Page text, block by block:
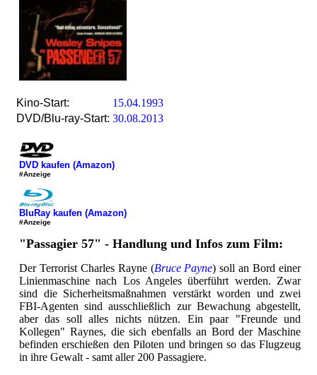
Kino-Start:
15.04.1993
DVD/Blu-ray-Start: 30.08.2013
DVD kaufen (Amazon)
#Anzeige
BluRay kaufen (Amazon)
#Anzeige
"Passagier 57" - Handlung und Infos zum Film:
Der Terrorist Charles Rayne (Bruce Payne) soll an Bord einer
Linienmaschine nach Los Angeles überführt werden. Zwar
sind die Sicherheitsmaßnahmen verstärkt worden und zwei
FBI-Agenten sind ausschließlich zur Bewachung abgestellt,
aber das soll alles nichts nützen. Ein paar "Freunde und
Kollegen" Raynes, die sich ebenfalls an Bord der Maschine
befinden erschießen den Piloten und bringen so das Flugzeug
in ihre Gewalt - samt aller 200 Passagiere.